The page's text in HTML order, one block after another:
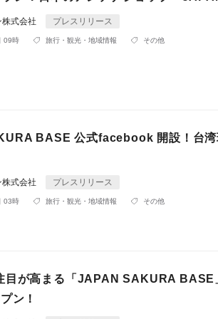
式会社 プレスリリース
09時 旅行・観光・地域情報 その他
BASE 公式facebook 開設！台湾
式会社 プレスリリース
03時 旅行・観光・地域情報 その他
目が高まる「JAPAN SAKURA BASE
ン！